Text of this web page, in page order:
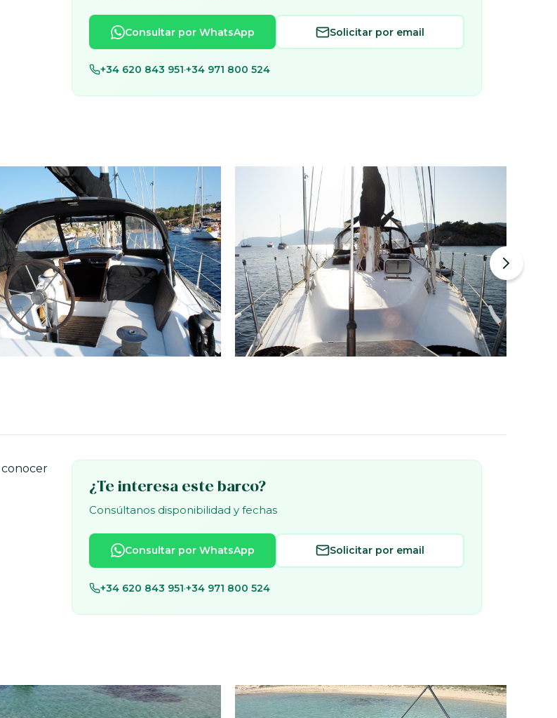
Consultar por WhatsApp Solicitar por email
+34 620 843 951·+34 971 800 524
conocer
¿Te interesa este barco?
Consúltanos disponibilidad y fechas
Consultar por WhatsApp Solicitar por email
+34 620 843 951·+34 971 800 524